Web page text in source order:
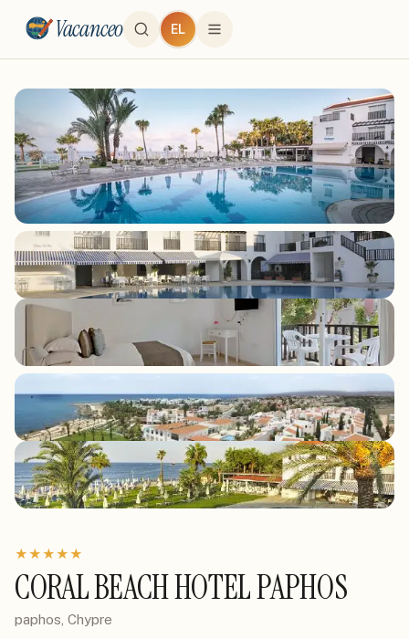
Vacanceo EL
★★★★★
CORAL BEACH HOTEL PAPHOS
paphos, Chypre